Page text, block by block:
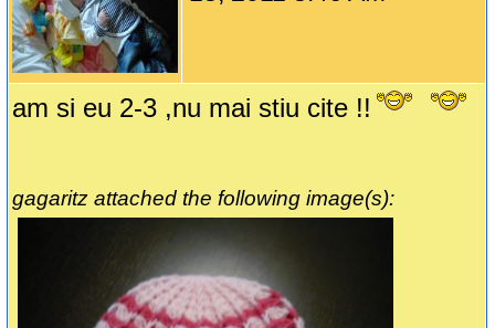
am si eu 2-3 ,nu mai stiu cite !!
gagaritz attached the following image(s):